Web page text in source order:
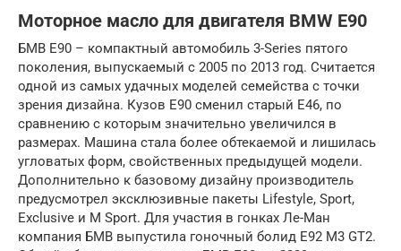
Моторное масло для двигателя BMW E90
БМВ Е90 – компактный автомобиль 3-Series пятого
поколения, выпускаемый с 2005 по 2013 год. Считается
одной из самых удачных моделей семейства с точки
зрения дизайна. Кузов Е90 сменил старый Е46, по
сравнению с которым значительно увеличился в
размерах. Машина стала более обтекаемой и лишилась
угловатых форм, свойственных предыдущей модели.
Дополнительно к базовому дизайну производитель
предусмотрел эксклюзивные пакеты Lifestyle, Sport,
Exclusive и M Sport. Для участия в гонках Ле-Ман
компания БМВ выпустила гоночный болид Е92 М3 GT2.